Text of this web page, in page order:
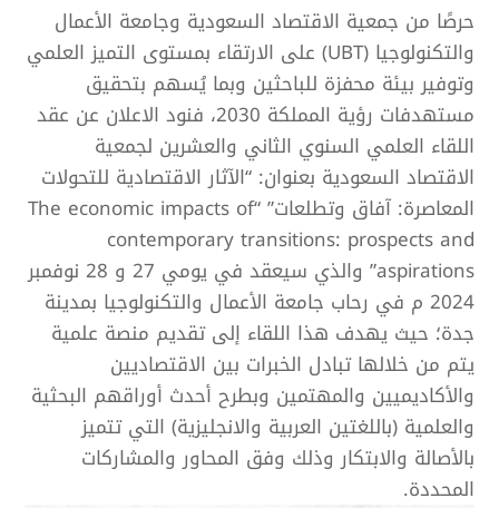
حرصًا من جمعية الاقتصاد السعودية وجامعة الأعمال
والتكنولوجيا (UBT) على الارتقاء بمستوى التميز العلمي
وتوفير بيئة محفزة للباحثين وبما يُسهم بتحقيق
مستهدفات رؤية المملكة 2030، فنود الاعلان عن عقد
اللقاء العلمي السنوي الثاني والعشرين لجمعية
الاقتصاد السعودية بعنوان: “الآثار الاقتصادية للتحولات
المعاصرة: آفاق وتطلعات” “The economic impacts of
contemporary transitions: prospects and
aspirations” والذي سيعقد في يومي 27 و 28 نوفمبر
2024 م في رحاب جامعة الأعمال والتكنولوجيا
بمدينة
جدة؛ حيث يهدف هذا اللقاء إلى تقديم منصة علمية
يتم من خلالها تبادل الخبرات بين الاقتصاديين
والأكاديميين والمهتمين وبطرح أحدث أوراقهم البحثية
والعلمية (باللغتين العربية والانجليزية) التي تتميز
بالأصالة والابتكار وذلك وفق المحاور والمشاركات
المحددة.